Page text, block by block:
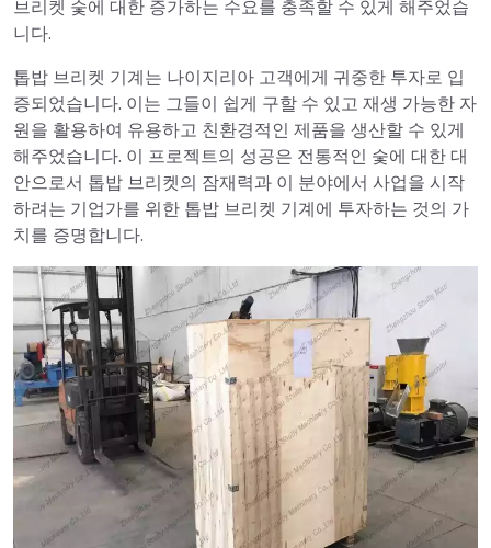
브리켓 숯에 대한 증가하는 수요를 충족할 수 있게 해주었습
니다.
톱밥 브리켓 기계는 나이지리아 고객에게 귀중한 투자로 입
증되었습니다. 이는 그들이 쉽게 구할 수 있고 재생 가능한 자
원을 활용하여 유용하고 친환경적인 제품을 생산할 수 있게
해주었습니다. 이 프로젝트의 성공은 전통적인 숯에 대한 대
안으로서 톱밥 브리켓의 잠재력과 이 분야에서 사업을 시작
하려는 기업가를 위한 톱밥 브리켓 기계에 투자하는 것의 가
치를 증명합니다.